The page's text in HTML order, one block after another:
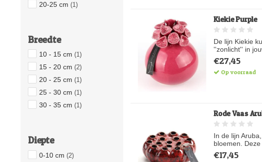
20-25 cm (1)
Breedte
10 - 15 cm (1)
15 - 20 cm (2)
20 - 25 cm (1)
25 - 30 cm (1)
30 - 35 cm (1)
Diepte
0-10 cm (2)
Kiekie Purple
De lijn Kiekie
''zonlicht'' in
€27,45
Op voorraad
Rode Vaas
In de lijn
bloemen.
€17,45